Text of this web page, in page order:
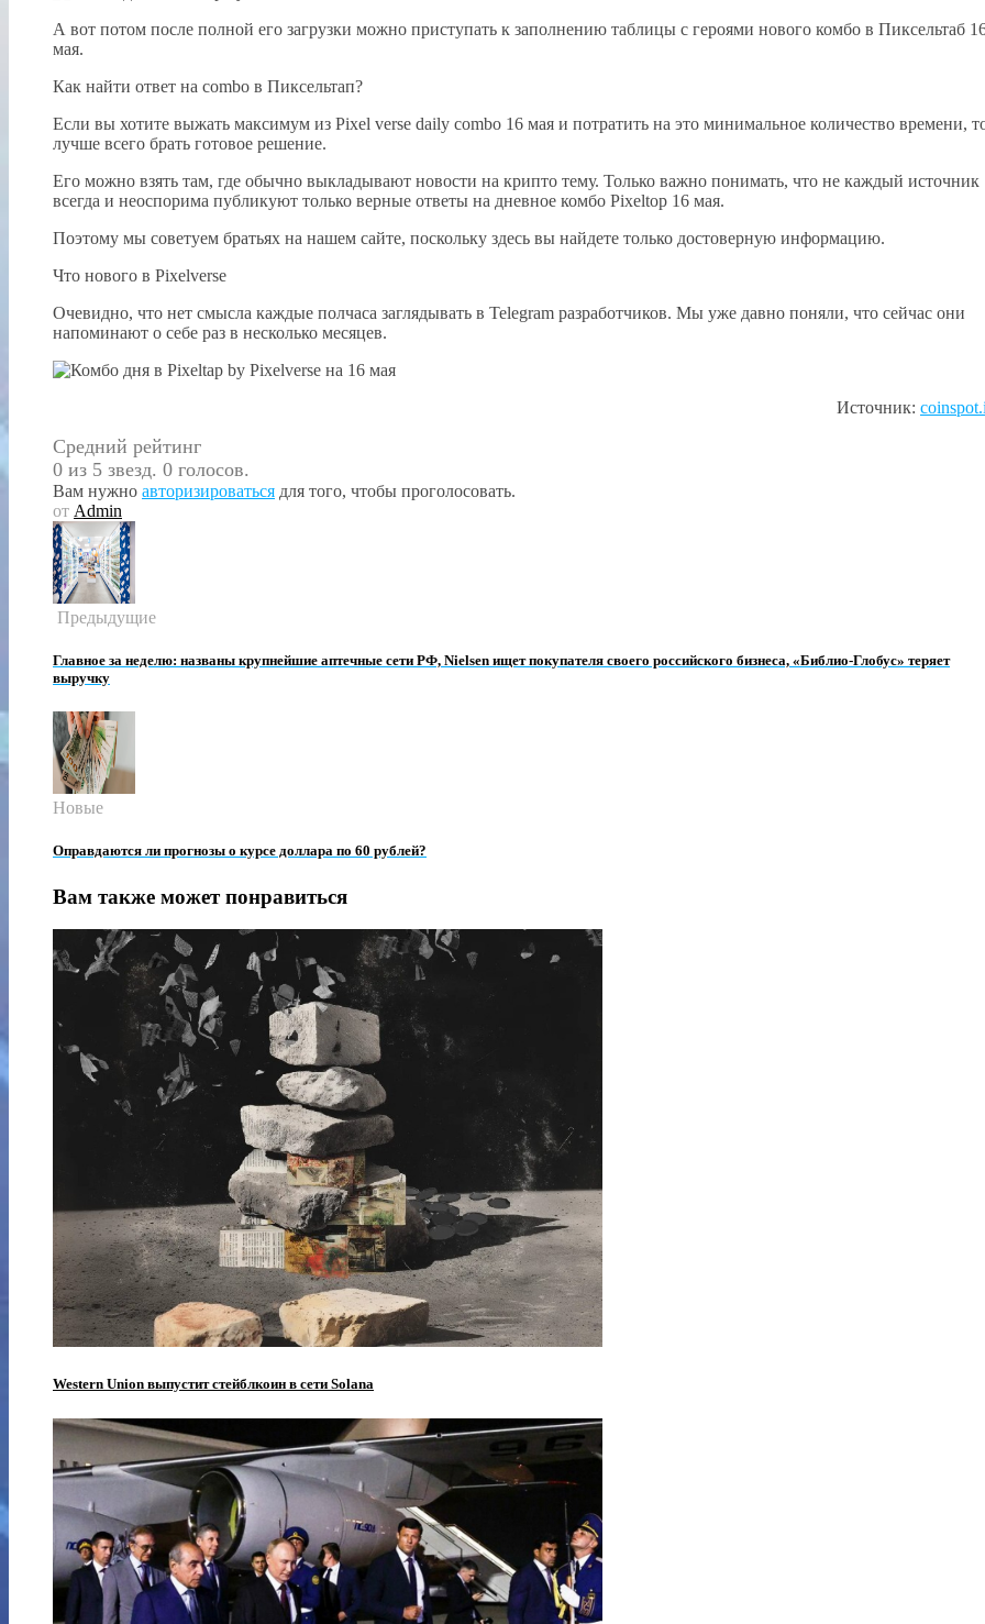
А вот потом после полной его загрузки можно приступать к заполнению таблицы с героями нового комбо в Пиксельтаб
мая.
Как найти ответ на combo в Пиксельтап?
Если вы хотите выжать максимум из Pixel verse daily combo 16 мая и потратить на это минимальное количество времени,
лучше всего брать готовое решение.
Его можно взять там, где обычно выкладывают новости на крипто тему. Только важно понимать, что не каждый источник
всегда и неоспорима публикуют только верные ответы на дневное комбо Pixeltop 16 мая.
Поэтому мы советуем братьях на нашем сайте, поскольку здесь вы найдете только достоверную информацию.
Что нового в Pixelverse
Очевидно, что нет смысла каждые полчаса заглядывать в Telegram разработчиков. Мы уже давно поняли, что сейчас они
напоминают о себе раз в несколько месяцев.
Источник:
Средний рейтинг
0 из 5 звезд. 0 голосов.
Вам нужно авторизироваться для того, чтобы проголосовать.
от Admin
Предыдущие
Главное за неделю: названы крупнейшие аптечные сети РФ, Nielsen ищет покупателя своего российского бизнеса, «Библио-Глобус» теряет
выручку
Новые
Оправдаются ли прогнозы о курсе доллара по 60 рублей?
Вам также может понравиться
Western Union выпустит стейблкоин в сети Solana